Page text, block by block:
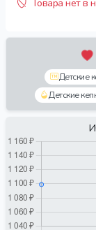
Товара нет в
Детские
Детские